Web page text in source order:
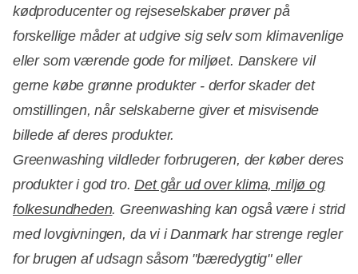
kødproducenter og rejseselskaber prøver på
forskellige måder at udgive sig selv som klimavenlige
eller som værende gode for miljøet. Danskere vil
gerne købe grønne produkter - derfor skader det
omstillingen, når selskaberne giver et misvisende
billede af deres produkter.
Greenwashing vildleder forbrugeren, der køber deres
produkter i god tro.Det går ud over klima, miljø og
folkesundheden. Greenwashing kan også være i strid
med lovgivningen, da vi i Danmark har strenge regler
for brugen af udsagn såsom "bæredygtig" eller